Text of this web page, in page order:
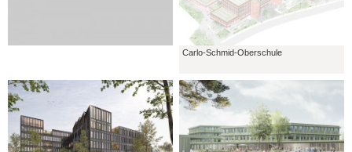
Carlo-Schmid-Oberschule